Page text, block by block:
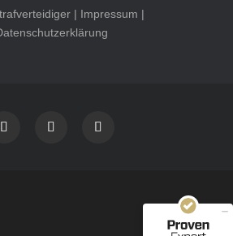
| Impressum |
40